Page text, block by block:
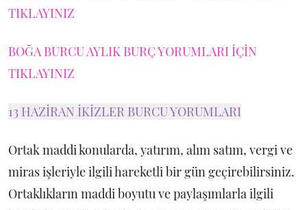
TIKLAYINIZ
BOĞA BURCU AYLIK BURÇ YORUMLARI İÇİN
TIKLAYINIZ
13 HAZİRAN İKİZLER BURCU YORUMLARI
Ortak maddi konularda, yatırım, alım satım, vergi ve
miras işleriyle ilgili hareketli bir gün geçirebilirsiniz.
Ortaklıkların maddi boyutu ve paylaşımlarla ilgili